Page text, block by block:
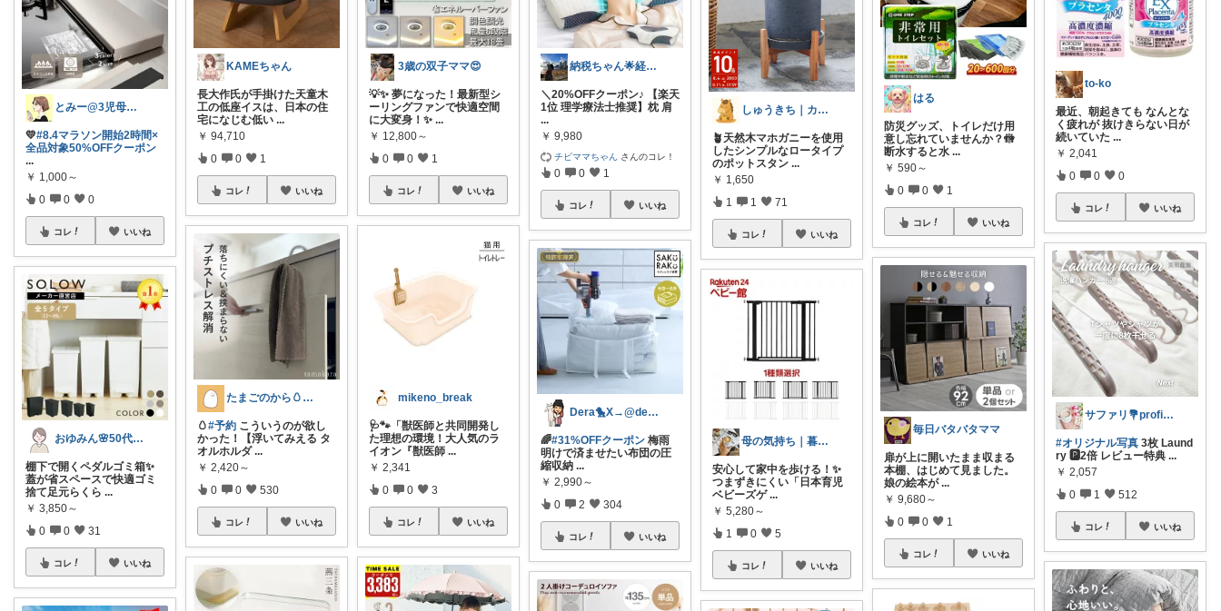
とみー@3児母の部屋⭐️
💛#8.4マラソン開始2時間×
全品対象50%OFFクーポン
...
￥ 1,000～
0 0 0
コレ いいね
おゆみん🌸50代からの快適暮らし
棚下で開くペダルゴミ箱✨
蓋が省スペースで快適ゴミ
捨て足元らくら ...
￥ 3,850～
0 0 31
コレ いいね
KAMEちゃん
長大作氏が手掛けた天童木
工の低座イスは、日本の住
宅になじむ低い ...
￥ 94,710
0 0 1
コレ いいね
たまごのから🥚ラクに暮らす┊︎育児
🥚#予約 こういうのが欲し
かった！【浮いてみえる タ
オルホルダ ...
￥ 2,420～
0 0 530
コレ いいね
3歳の双子ママ😍
💡✨ 夢になった！最新型シ
ーリングファンで快適空間
に大変身！✨ ...
￥ 12,800～
0 0 1
コレ いいね
mikeno_break
🩺🐾「獣医師と共同開発し
た理想の環境！大人気のラ
イオン『獣医師 ...
￥ 2,341
0 0 3
コレ いいね
納税ちゃん🌟経由購入★
＼20%OFFクーポン♪ 【楽天
1位 理学療法士推奨】枕 肩
...
￥ 9,980
チビママちゃん さんのコレ！
0 0 1
コレ いいね
Dera🐤X→@dera_room
🌈#31%OFFクーポン 梅雨
明けで済ませたい布団の圧
縮収納...
￥ 2,990～
0 2 304
コレ いいね
しゅうきち｜カフェ☕と暮らし🍀
🪴天然木マホガニーを使用
したシンプルなロータイプ
のポットスタン ...
￥ 1,650
1 1 71
コレ いいね
母の気持ち｜暮らしの記録
安心して家中を歩ける！✨
つまずきにくい「日本育児
ベビーズゲ ...
￥ 5,280～
1 0 5
コレ いいね
はる
防災グッズ、トイレだけ用
意し忘れていませんか？🚻
断水すると水 ...
￥ 590～
0 0 1
コレ いいね
毎日バタバタママ
扉が上に開いたまま収まる
本棚、はじめて見ました。
娘の絵本が ...
￥ 9,680～
0 0 1
コレ いいね
to-ko
最近、朝起きても なんとな
く疲れが 抜けきらない日が
続いていた ...
￥ 2,041
0 0 0
コレ いいね
サファリ‎💐profileにてお礼
#オリジナル写真 3枚 Laund
ry 🅿️2倍 レビュー特典 ...
￥ 2,057
0 1 512
コレ いいね